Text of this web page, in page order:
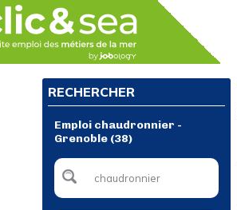
RECHERCHER
Emploi chaudronnier -
Grenoble (38)